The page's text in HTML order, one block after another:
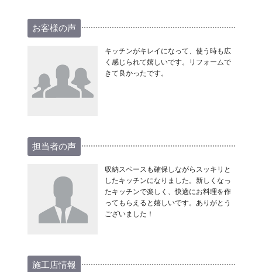
お客様の声
キッチンがキレイになって、使う時も広
く感じられて嬉しいです。リフォームで
きて良かったです。
担当者の声
収納スペースも確保しながらスッキリと
したキッチンになりました。新しくなっ
たキッチンで楽しく、快適にお料理を作
ってもらえると嬉しいです。ありがとう
ございました！
施工店情報